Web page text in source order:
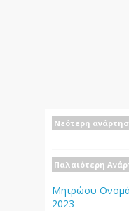
Νεότερη
Παλαιότερη
Μητρώου
2023